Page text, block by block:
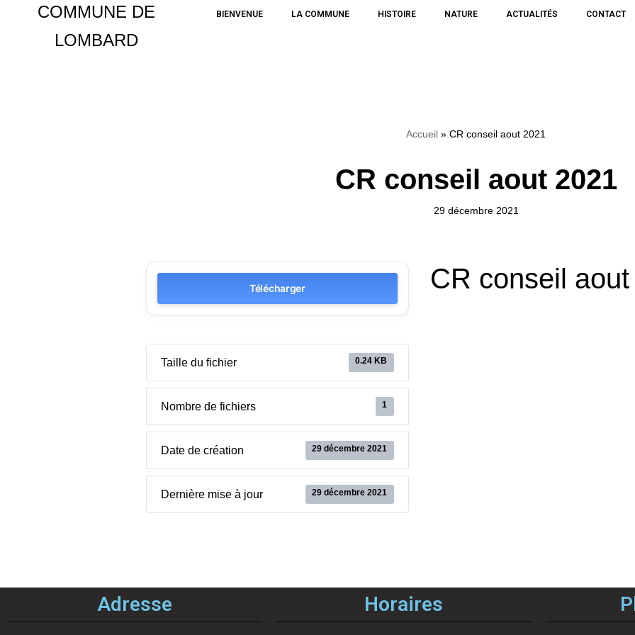
COMMUNE DE
LOMBARD
BIENVENUE LA COMMUNE HISTOIRE NATURE ACTUALITÉS CONTACT
Accueil »CR conseil aout 2021
CR conseil aout 2021
29 décembre 2021
Télécharger
Taille du fichier 0.24 KB
Nombre de fichiers 1
Date de création 29 décembre 2021
Dernière mise à jour 29 décembre 2021
CR conseil
Adresse Horaires